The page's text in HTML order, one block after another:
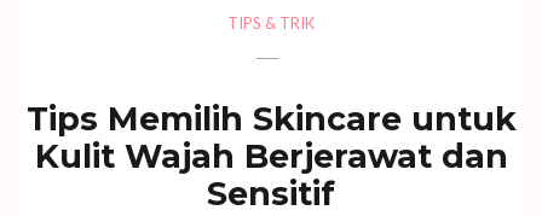
TIPS & TRIK
Tips Memilih Skincare untuk
Kulit Wajah Berjerawat dan
Sensitif